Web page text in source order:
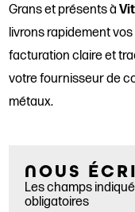
Grans et présents à
livrons rapidement
facturation claire et
votre fournisseur de
métaux.
NOUS
Les champs
obligatoires